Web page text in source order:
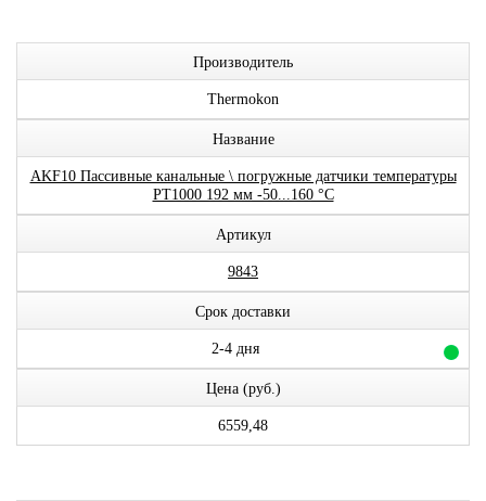
Производитель
Thermokon
Название
AKF10 Пассивные канальные \ погружные датчики температуры
PT1000 192 мм -50...160 °C
Артикул
9843
Срок доставки
2-4 дня
Цена (руб.)
6559,48